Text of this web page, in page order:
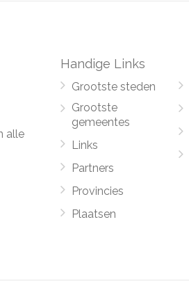
alle
Handige Links
Grootste steden
Grootste
gemeentes
Links
Partners
Provincies
Plaatsen